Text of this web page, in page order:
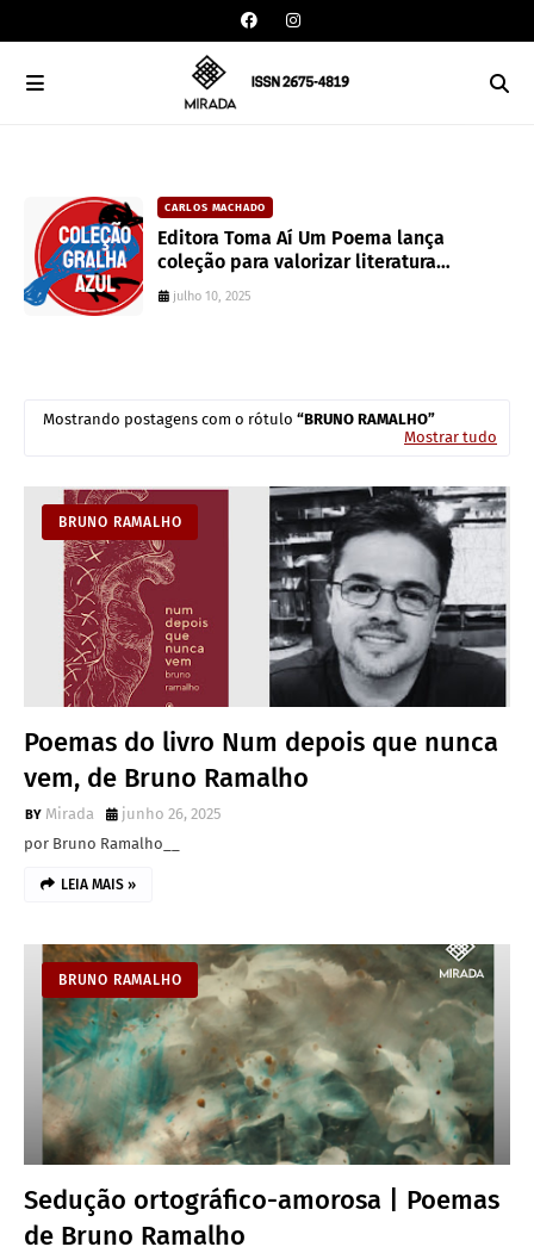
CARLOS MACHADO
Editora Toma Aí Um Poema lança
coleção para valorizar literatura
paranaense
julho 10, 2025
Mostrando postagens com o rótulo
BRUNO RAMALHO
Mostrar tudo
BRUNO RAMALHO
Poemas do livro Num depois que nunca
vem, de Bruno Ramalho
Mirada
junho 26, 2025
por Bruno Ramalho__
LEIA MAIS »
BRUNO RAMALHO
Sedução ortográfico-amorosa | Poemas
de Bruno Ramalho